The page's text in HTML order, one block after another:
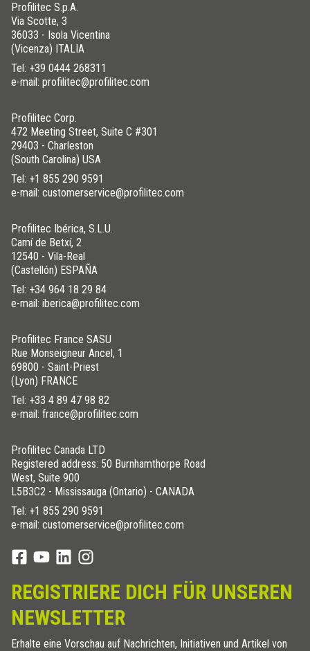
EDELSTAHL V2A/ POLIERT
H (mm)
10
12,5
Profilitec S.p.A.
Via Scotte, 3
36033 - Isola Vicentina
(Vicenza) ITALIA
Tel: +39 0444 268311
e-mail: profilitec@profilitec.com
Profilitec Corp.
472 Meeting Street, Suite C #301
29403 - Charleston
(South Carolina) USA
Tel: +1 855 290 9591
e-mail: customerservice@profilitec.com
Profilitec Ibérica, S.L.U.
Camí de Betxí, 2
12540 - Vila-Real
(Castellón) ESPAÑA
Tel: +34 964 18 29 84
e-mail: iberica@profilitec.com
Profilitec France SASU
Rue Monseigneur Ancel, 1
69800 - Saint-Priest
(Lyon) FRANCE
Tel: +33 4 89 47 98 82
e-mail: france@profilitec.com
Profilitec Canada LTD
Registered address: 50 Burnhamthorpe Road
West, Suite 900
L5B3C2 - Mississauga (Ontario) - CANADA
Tel: +1 855 290 9591
e-mail: customerservice@profilitec.com
REGISTRIERE DICH FÜR UNSEREN
NEWSLETTER
Erhalte eine Vorschau auf Nachrichten, Initiativen und Artikel von